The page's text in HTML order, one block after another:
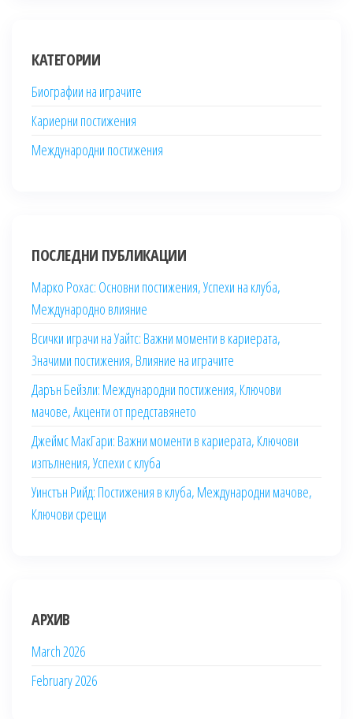
КАТЕГОРИИ
Биографии на играчите
Кариерни постижения
Международни постижения
ПОСЛЕДНИ ПУБЛИКАЦИИ
Марко Рохас: Основни постижения, Успехи на клуба,
Международно влияние
Всички играчи на Уайтс: Важни моменти в кариерата,
Значими постижения, Влияние на играчите
Дарън Бейзли: Международни постижения, Ключови
мачове, Акценти от представянето
Джеймс МакГари: Важни моменти в кариерата, Ключови
изпълнения, Успехи с клуба
Уинстън Рийд: Постижения в клуба, Международни мачове,
Ключови срещи
АРХИВ
March 2026
February 2026